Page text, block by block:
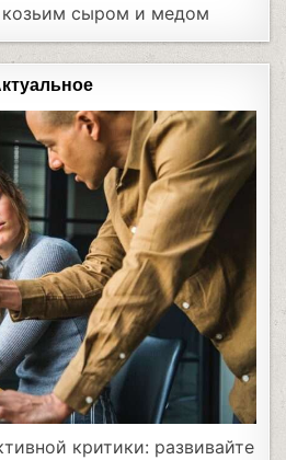
сыром и медом
критики: развивайте